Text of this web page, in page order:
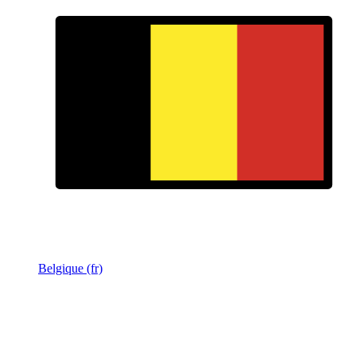
Belgique (fr)